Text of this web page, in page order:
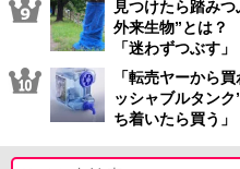
見つけたら踏み
外来生物”とは？
「迷わずつぶす」
「転売ヤーから
ッシャブルタン
ち着いたら買う」